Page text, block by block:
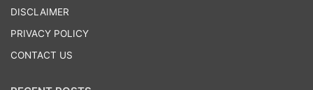
DISCLAIMER
PRIVACY POLICY
CONTACT US